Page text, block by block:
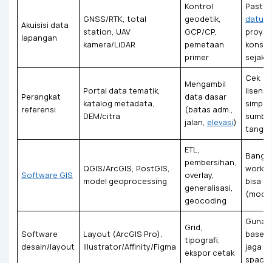
Akuisisi data
lapangan
GNSS/RTK, total
station, UAV
kamera/LiDAR
Kontrol
geodetik,
GCP/CP,
pemetaan
primer
datum
sejak
Perangkat
referensi
Portal data tematik,
katalog metadata,
DEM/citra
Mengambil
data dasar
(batas adm.,
jalan, elevasi)
Cek
Software GIS
QGIS/ArcGIS, PostGIS,
model geoprocessing
ETL,
pembersihan,
overlay,
generalisasi,
geocoding
bisa
Software
desain/layout
Layout (ArcGIS Pro),
Illustrator/Affinity/Figma
Grid,
tipografi,
ekspor cetak
jaga
space